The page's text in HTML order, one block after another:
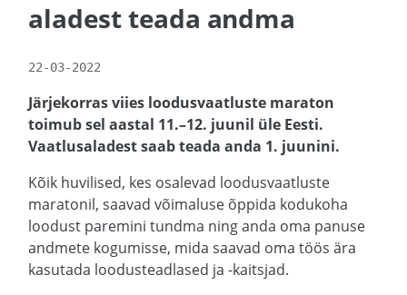
aladest teada andma
22-03-2022
Järjekorras viies loodusvaatluste maraton
toimub sel aastal 11.–12. juunil üle Eesti.
Vaatlusaladest saab teada anda 1. juunini.
Kõik huvilised, kes osalevad loodusvaatluste
maratonil, saavad võimaluse õppida kodukoha
loodust paremini tundma ning anda oma panuse
andmete kogumisse, mida saavad oma töös ära
kasutada loodusteadlased ja -kaitsjad.